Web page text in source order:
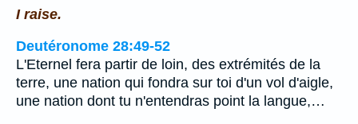
I raise.
Deutéronome 28:49-52
L'Eternel fera partir de loin, des extrémités de la
terre, une nation qui fondra sur toi d'un vol d'aigle,
une nation dont tu n'entendras point la langue,…